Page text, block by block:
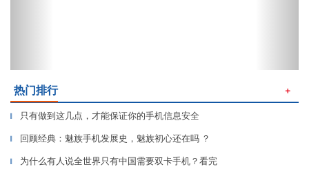
热门排行 ＋
▎ 只有做到这几点，才能保证你的手机信息安全
▎ 回顾经典：魅族手机发展史，魅族初心还在吗 ？
▎ 为什么有人说全世界只有中国需要双卡手机？看完